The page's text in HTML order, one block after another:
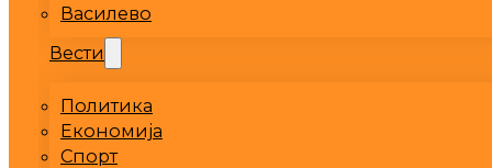
Василево
Вести
Политика
Економија
Спорт